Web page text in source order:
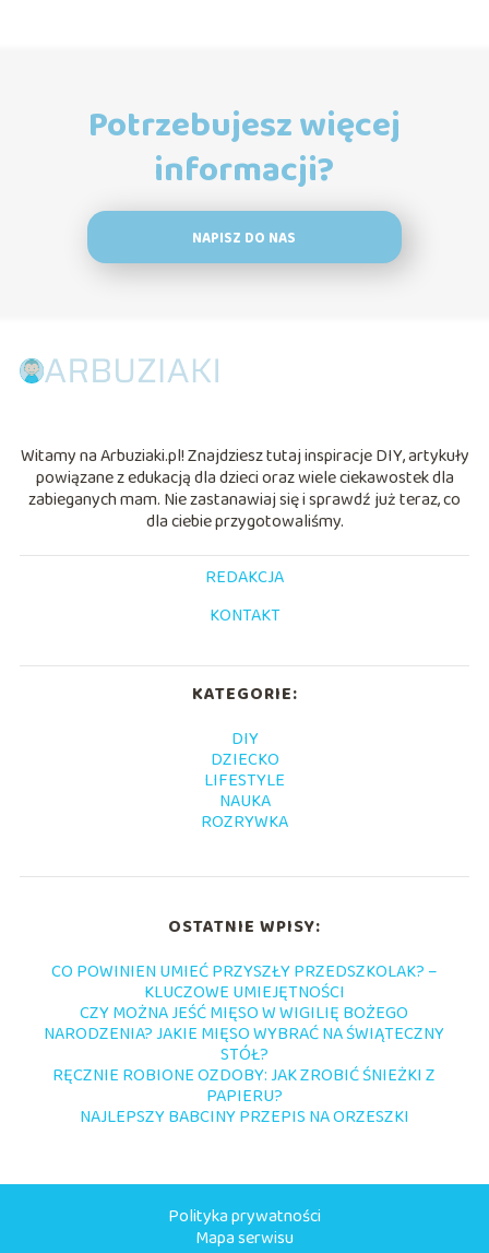
Potrzebujesz więcej
informacji?
NAPISZ DO NAS
Witamy na Arbuziaki.pl! Znajdziesz tutaj inspiracje DIY, artykuły
powiązane z edukacją dla dzieci oraz wiele ciekawostek dla
zabieganych mam. Nie zastanawiaj się i sprawdź już teraz, co
dla ciebie przygotowaliśmy.
REDAKCJA
KONTAKT
KATEGORIE:
DIY
DZIECKO
LIFESTYLE
NAUKA
ROZRYWKA
OSTATNIE WPISY:
CO POWINIEN UMIEĆ PRZYSZŁY PRZEDSZKOLAK? –
KLUCZOWE UMIEJĘTNOŚCI
CZY MOŻNA JEŚĆ MIĘSO W WIGILIĘ BOŻEGO
NARODZENIA? JAKIE MIĘSO WYBRAĆ NA ŚWIĄTECZNY
STÓŁ?
RĘCZNIE ROBIONE OZDOBY: JAK ZROBIĆ ŚNIEŻKI Z
PAPIERU?
NAJLEPSZY BABCINY PRZEPIS NA ORZESZKI
Polityka prywatności
Mapa serwisu